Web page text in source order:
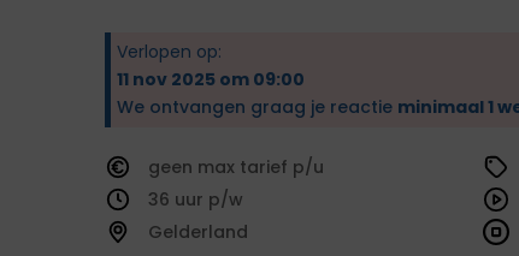
Verlopen op:
11 nov 2025 om 09:00
We ontvangen graag je reactie minimaal 1
geen
tarief
36
Gelderland